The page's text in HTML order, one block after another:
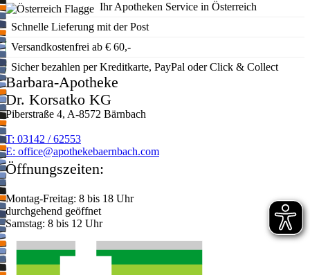
Ihr Apotheken Service in Österreich
Schnelle Lieferung mit der Post
Versandkostenfrei ab € 60,-
Sicher bezahlen per Kreditkarte, PayPal oder Click & Collect
Barbara-Apotheke
Dr. Korsatko KG
Piberstraße 4, A-8572 Bärnbach
T: 03142 / 62553
E: moc.hcabnreabekehtopa@eciffo
Öffnungszeiten:
Montag-Freitag: 8 bis 18 Uhr
durchgehend geöffnet
Samstag: 8 bis 12 Uhr